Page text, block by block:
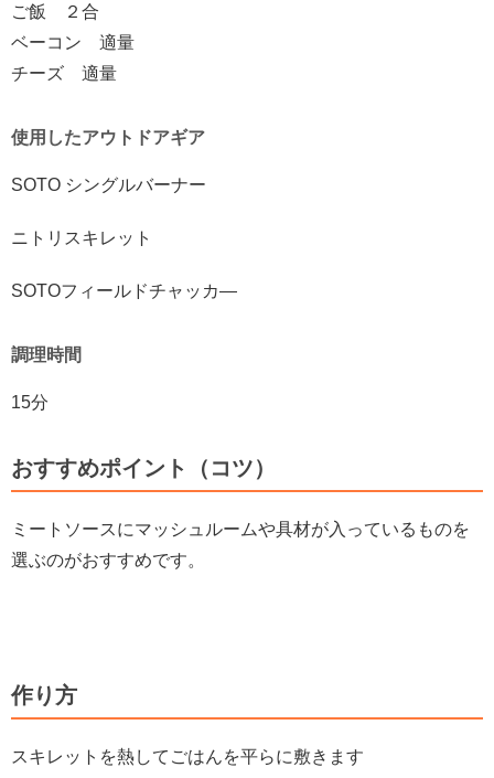
ご飯 ２合
ベーコン 適量
チーズ 適量
使用したアウトドアギア
SOTO シングルバーナー
ニトリスキレット
SOTOフィールドチャッカ―
調理時間
15分
おすすめポイント（コツ）
ミートソースにマッシュルームや具材が入っているものを
選ぶのがおすすめです。
作り方
スキレットを熱してごはんを平らに敷きます